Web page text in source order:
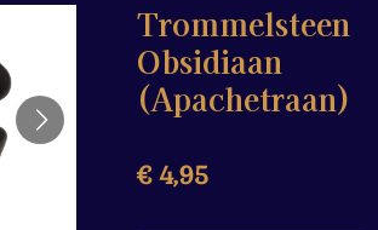
Trommelsteen
Obsidiaan
(Apachetraan)
€ 4,95